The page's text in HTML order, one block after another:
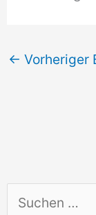
← Vorheriger